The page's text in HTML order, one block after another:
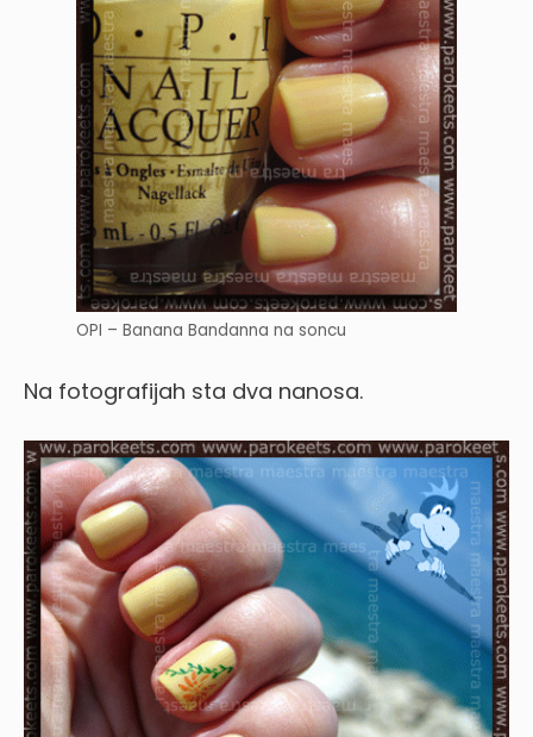
OPI – Banana Bandanna na soncu
Na fotografijah sta dva nanosa.